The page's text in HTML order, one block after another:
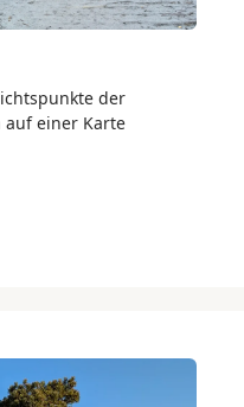
der
auf einer Karte